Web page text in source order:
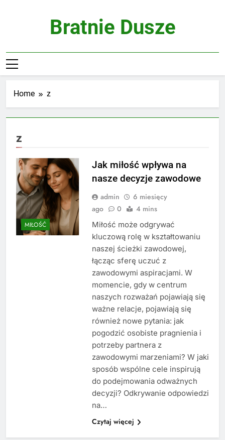
Bratnie Dusze
Home z
z
MIŁOŚĆ
Jak miłość wpływa na
nasze decyzje zawodowe
admin
6 miesięcy
ago
0 4 mins
Miłość może odgrywać
kluczową rolę w kształtowaniu
naszej ścieżki zawodowej,
łącząc sferę uczuć z
zawodowymi aspiracjami. W
momencie, gdy w centrum
naszych rozważań pojawiają się
ważne relacje, pojawiają się
również nowe pytania: jak
pogodzić osobiste pragnienia i
potrzeby partnera z
zawodowymi marzeniami? W jaki
sposób wspólne cele inspirują
do podejmowania odważnych
decyzji? Odkrywanie odpowiedzi
na…
Czytaj więcej